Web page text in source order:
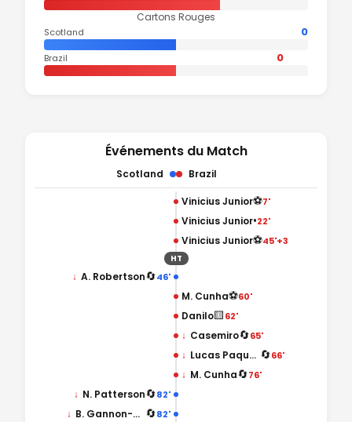
Cartons Rouges
Scotland 0
Brazil 0
Événements du Match
Scotland Brazil
Vinicius Junior⚽7'
Vinicius Junior•22'
Vinicius Junior⚽45'+3
HT
46'
🔄
↓ A. Robertson
M. Cunha⚽60'
Danilo🟨62'
↓ Casemiro🔄65'
↓ Lucas Paqueta 🔄66'
↓ M. Cunha🔄76'
82'
🔄
↓ N. Patterson
82'
🔄
↓ B. Gannon-Doak